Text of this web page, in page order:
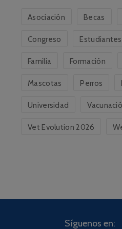
Asociación Becas
Congreso Estudiantes
Familia Formación
Mascotas Perros
Universidad
Vet Evolution 2026
Síguenos en: